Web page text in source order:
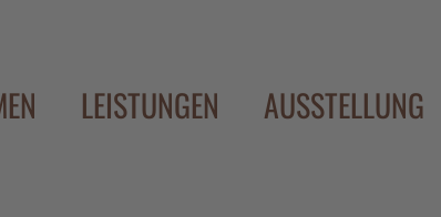
LEISTUNGEN AUSSTELLUNG